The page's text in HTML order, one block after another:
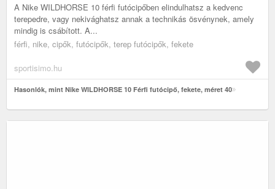
A Nike WILDHORSE 10 férfi futócipőben elindulhatsz a kedvenc
terepedre, vagy nekivághatsz annak a technikás ösvénynek, amely
mindig is csábított. A...
férfi, nike, cipők, futócipők, terep futócipők, fekete
sportisimo.hu
Hasonlók, mint Nike WILDHORSE 10 Férfi futócipő, fekete, méret 40